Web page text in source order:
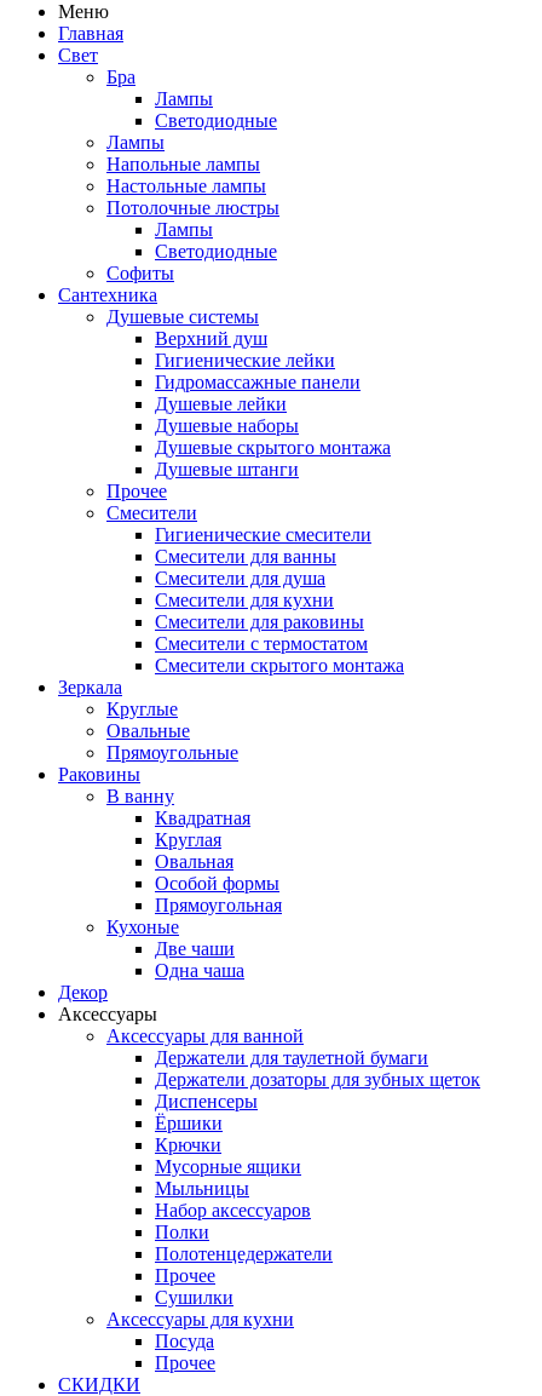
Меню
Главная
Свет
Бра
Лампы
Светодиодные
Лампы
Напольные лампы
Настольные лампы
Потолочные люстры
Лампы
Светодиодные
Софиты
Сантехника
Душевые системы
Верхний душ
Гигиенические лейки
Гидромассажные панели
Душевые лейки
Душевые наборы
Душевые скрытого монтажа
Душевые штанги
Прочее
Смесители
Гигиенические смесители
Смесители для ванны
Смесители для душа
Смесители для кухни
Смесители для раковины
Смесители с термостатом
Смесители скрытого монтажа
Зеркала
Круглые
Овальные
Прямоугольные
Раковины
В ванну
Квадратная
Круглая
Овальная
Особой формы
Прямоугольная
Кухоные
Две чаши
Одна чаша
Декор
Аксессуары
Аксессуары для ванной
Держатели для таулетной бумаги
Держатели дозаторы для зубных щеток
Диспенсеры
Ёршики
Крючки
Мусорные ящики
Мыльницы
Набор аксессуаров
Полки
Полотенцедержатели
Прочее
Сушилки
Аксессуары для кухни
Посуда
Прочее
СКИДКИ